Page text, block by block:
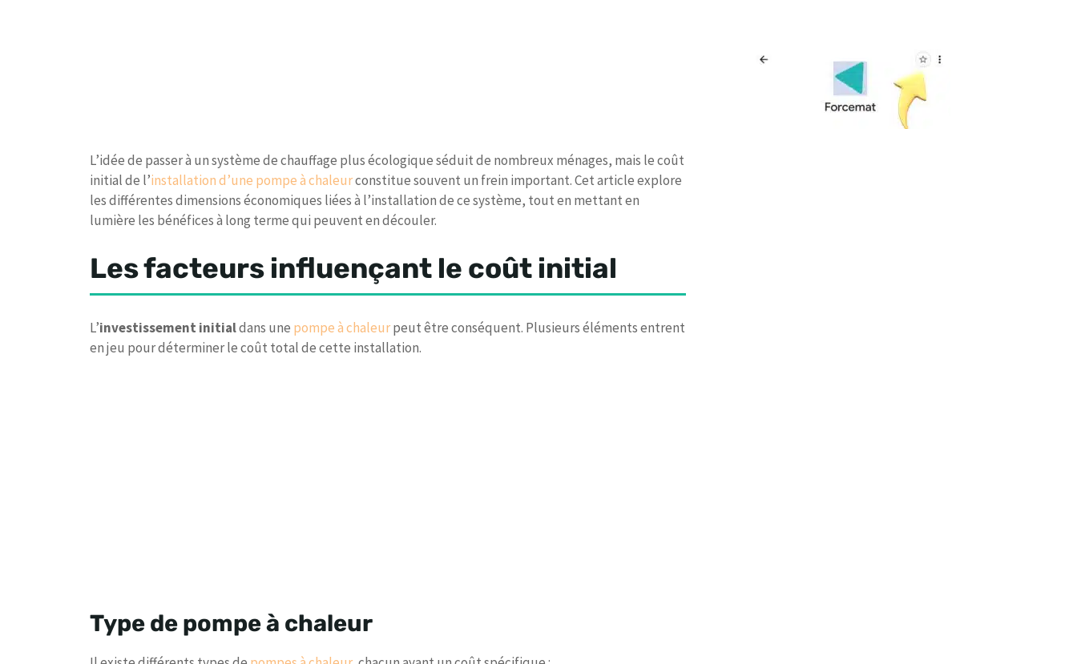
L’idée de passer à un système de chauffage plus écologique séduit de nombreux ménages, mais le coût
initial de l’installation d’une pompe à chaleurconstitue souvent un frein important. Cet article explore
les différentes dimensions économiques liées à l’installation de ce système, tout en mettant en
lumière les bénéfices à long terme qui peuvent en découler.
Les facteurs influençant le coût initial
L’investissement initialdans une pompe à chaleurpeut être conséquent. Plusieurs éléments entrent
en jeu pour déterminer le coût total de cette installation.
Type de pompe à chaleur